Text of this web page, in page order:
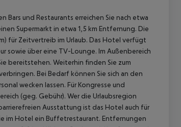
Bars und Restaurants erreichen Sie nach etwa
Supermarkt in etwa 1,5 km Entfernung. Die
für Zeitvertreib im Urlaub. Das Hotel verfügt
sowie über eine TV-Lounge. Im Außenbereich
bereitstehen. Weiterhin finden Sie zum
Bei Bedarf können Sie sich an den
wecken lassen. Für Kongresse und
(geg. Gebühr). Wer die Urlaubsregion
Ausstattung ist das Hotel auch für
im Hotel ein Buffetrestaurant. Entfernungen